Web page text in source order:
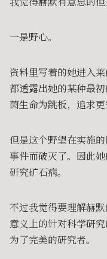
一是野心。
资料里写着的她进入
都透露出她的某种最
茵生命为跳板，追求更
但是这个野望在实施
事件而破灭了。因此
研究矿石病。
不过我觉得要理解赫
意义上的针对科学研
为了完美的研究者。